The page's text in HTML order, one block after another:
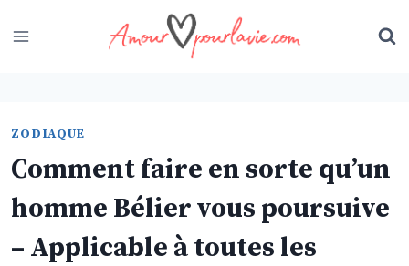
to
ZODIAQUE
Comment faire en sorte qu’un
homme Bélier vous poursuive
– Applicable à toutes les